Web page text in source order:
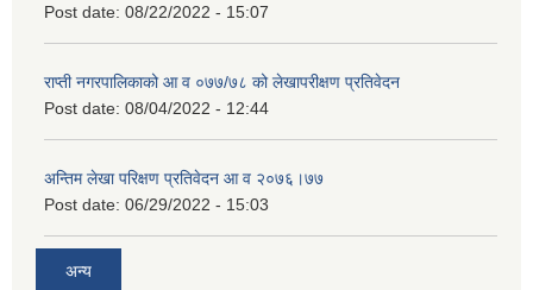
Post date: 08/22/2022 - 15:07
राप्ती नगरपालिकाको आ व ०७७/७८ को लेखापरीक्षण प्रतिवेदन
Post date: 08/04/2022 - 12:44
अन्तिम लेखा परिक्षण प्रतिवेदन आ व २०७६।७७
Post date: 06/29/2022 - 15:03
अन्य